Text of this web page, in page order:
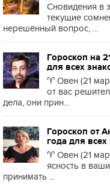
Сновидения в
текущие
нерешённый вопрос, ...
Гороскоп на
для всех
♈️ Овен (21
от вас
дела, они прин...
Гороскоп от
года для
♈️ Овен (21
ясность в
принимать ...